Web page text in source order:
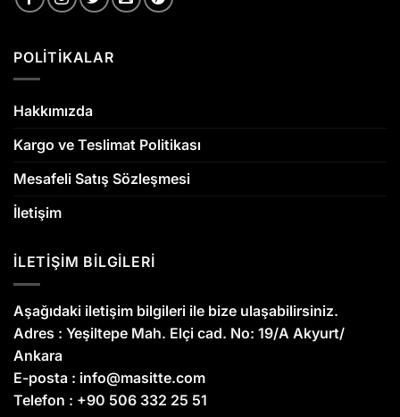
POLİTİKALAR
Hakkımızda
Kargo ve Teslimat Politikası
Mesafeli Satış Sözleşmesi
İletişim
İLETİŞİM BİLGİLERİ
Aşağıdaki iletişim bilgileri ile bize ulaşabilirsiniz.
Adres : Yeşiltepe Mah. Elçi cad. No: 19/A Akyurt/
Ankara
E-posta : info@masitte.com
Telefon : +90 506 332 25 51